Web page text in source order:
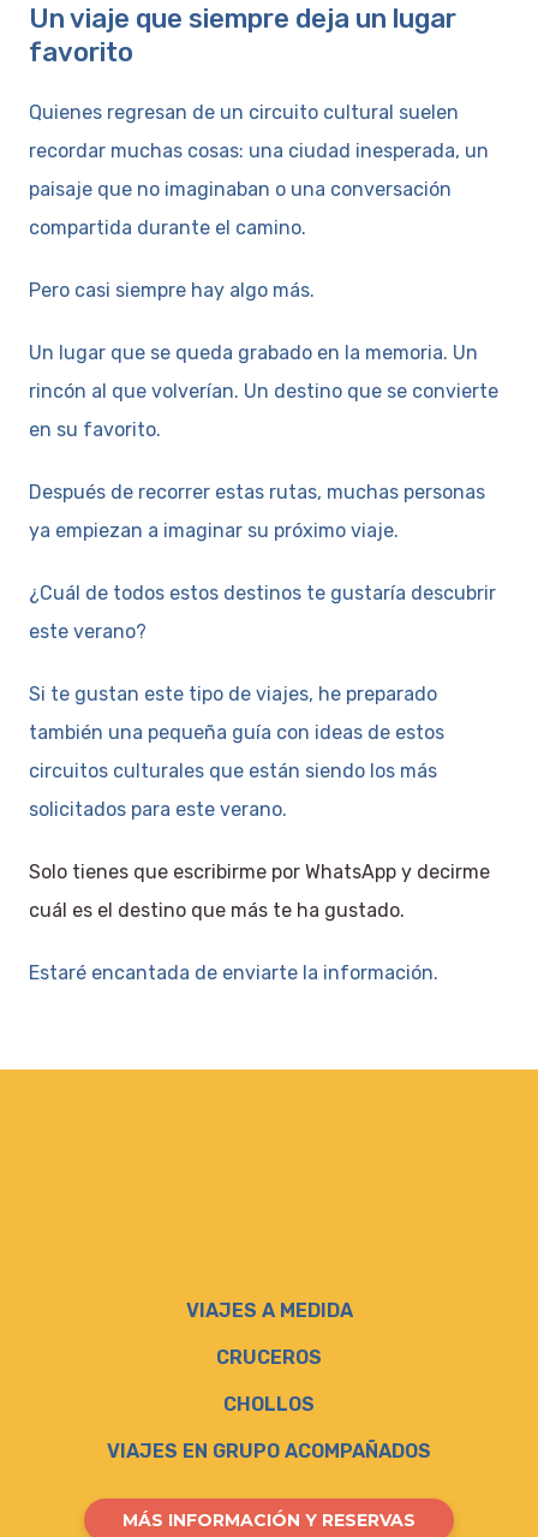
Un viaje que siempre deja un lugar
favorito
Quienes regresan de un circuito cultural suelen
recordar muchas cosas: una ciudad inesperada, un
paisaje que no imaginaban o una conversación
compartida durante el camino.
Pero casi siempre hay algo más.
Un lugar que se queda grabado en la memoria. Un
rincón al que volverían. Un destino que se convierte
en su favorito.
Después de recorrer estas rutas, muchas personas
ya empiezan a imaginar su próximo viaje.
¿Cuál de todos estos destinos te gustaría descubrir
este verano?
Si te gustan este tipo de viajes, he preparado
también una pequeña guía con ideas de estos
circuitos culturales que están siendo los más
solicitados para este verano.
Solo tienes que escribirme por WhatsApp y decirme
cuál es el destino que más te ha gustado.
Estaré encantada de enviarte la información.
VIAJES A MEDIDA
CRUCEROS
CHOLLOS
VIAJES EN GRUPO ACOMPAÑADOS
MÁS INFORMACIÓN Y RESERVAS